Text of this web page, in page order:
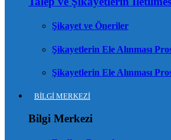
Şikayet ve Öneriler
Şikayetlerin Ele Alınması
Şikayetlerin Ele Alınması
BİLGİ MERKEZİ
Bilgi Merkezi